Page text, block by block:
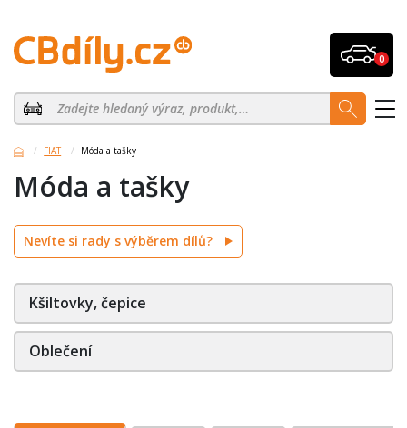
0
FIAT Móda a tašky
Móda a tašky
Nevíte si rady s výběrem dílů?
Kšiltovky, čepice
Oblečení